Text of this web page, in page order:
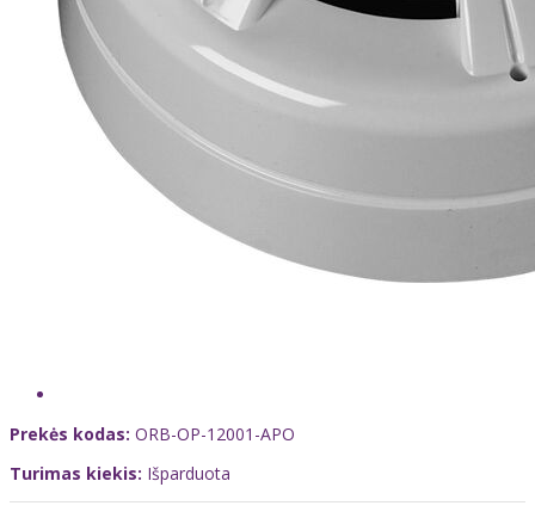
Prekės kodas: ORB-OP-12001-APO
Turimas kiekis: Išparduota